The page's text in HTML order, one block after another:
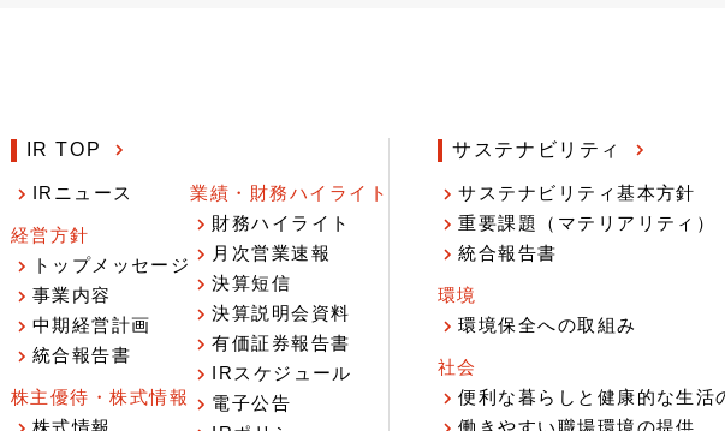
IR TOP
IRニュース
経営方針
トップメッセージ
事業内容
中期経営計画
統合報告書
株主優待・株式情報
株式情報
業績・財務ハイライト
財務ハイライト
月次営業速報
決算短信
決算説明会資料
有価証券報告書
IRスケジュール
電子公告
サステナビリティ
サステナビリティ基本方針
重要課題（マテリアリティ）
統合報告書
環境
環境保全への取組み
社会
便利な暮らしと健康的な生活
働きやすい職場環境の提供